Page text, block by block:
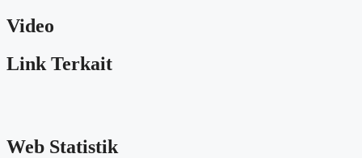
Video
Link Terkait
Web Statistik